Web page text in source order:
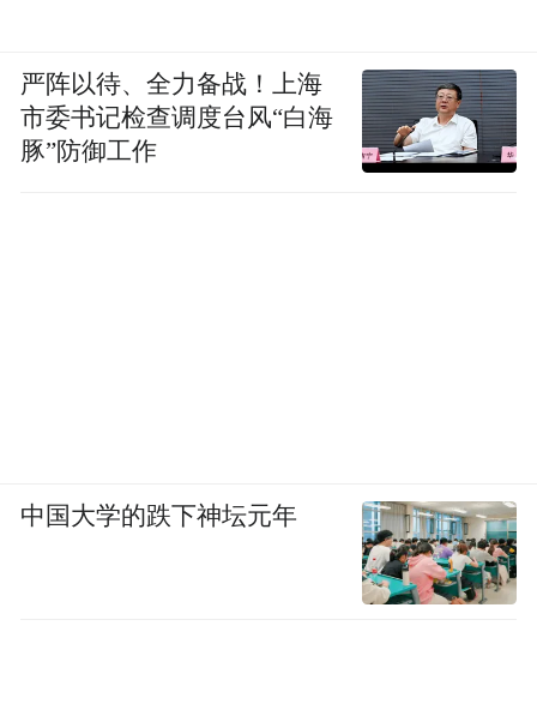
严阵以待、全力备战！上海
市委书记检查调度台风“白海
豚”防御工作
中国大学的跌下神坛元年